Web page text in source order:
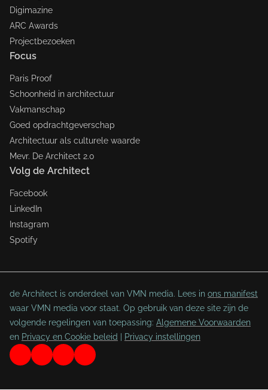
Digimazine
ARC Awards
Projectbezoeken
Focus
Paris Proof
Schoonheid in architectuur
Vakmanschap
Goed opdrachtgeverschap
Architectuur als culturele waarde
Mevr. De Architect 2.0
Volg de Architect
Facebook
LinkedIn
Instagram
Spotify
de Architect is onderdeel van VMN media. Lees in ons manifest
waar VMN media voor staat. Op gebruik van deze site zijn de
volgende regelingen van toepassing: Algemene Voorwaarden
en Privacy en Cookie beleid Privacy instellingen